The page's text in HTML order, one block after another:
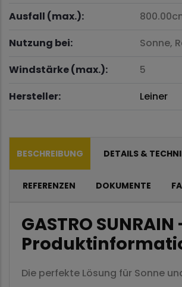
Ausfall (max.):
Nutzung bei:
Sonne,
Windstärke (max.):
5
Hersteller:
Leiner
BESCHREIBUNG DETAILS &
REFERENZEN DOKUMENTE
GASTRO SUNRAIN
Die perfekte Lösung für Sonne